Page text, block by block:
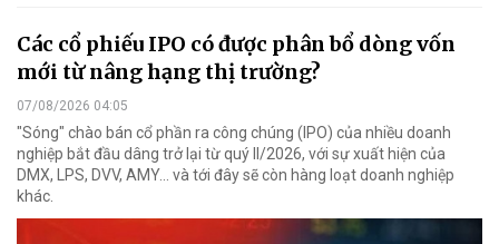
Các cổ phiếu IPO có được phân bổ dòng vốn
mới từ nâng hạng thị trường?
07/08/2026 04:05
"Sóng" chào bán cổ phần ra công chúng (IPO) của nhiều doanh
nghiệp bắt đầu dâng trở lại từ quý II/2026, với sự xuất hiện của
DMX, LPS, DVV, AMY... và tới đây sẽ còn hàng loạt doanh nghiệp
khác.